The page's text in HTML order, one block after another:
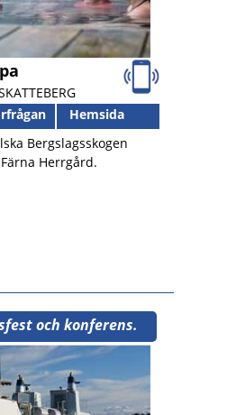
Hemsida
Bergslagsskogen
Herrgård.
och konferens.